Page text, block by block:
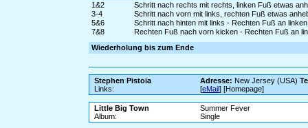
1&2
Schritt nach rechts mit rechts, linken Fuß etwas
3-4
Schritt nach vorn mit links, rechten Fuß etwas
5&6
Schritt nach hinten mit links - Rechten Fuß an
7&8
Rechten Fuß nach vorn kicken - Rechten Fuß an
Wiederholung bis zum Ende
Stephen Pistoia Adresse:New Jersey (USA)
Links:
[eMail] [Homepage]
Little Big Town
Summer Fever
Album:
Single